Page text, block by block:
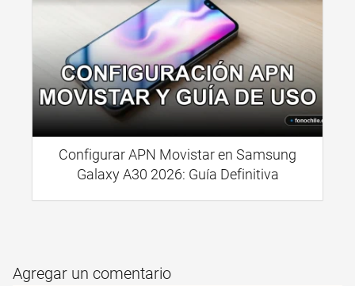
Configurar APN Movistar en Samsung
Galaxy A30 2026: Guía Definitiva
Agregar un comentario